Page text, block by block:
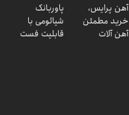
پرداخت درب
منزل)
آهن پرایس،
خرید مطمئن
آهن آلات
پاوربانک
شیائومی با
قابلیت فست